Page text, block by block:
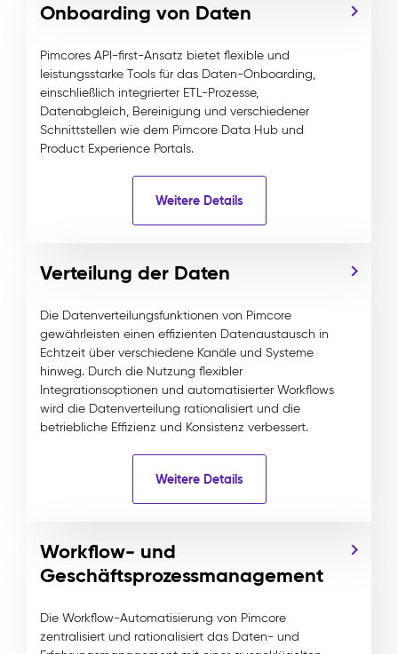
Onboarding von Daten
Pimcores API-first-Ansatz bietet flexible und
leistungsstarke Tools für das Daten-Onboarding,
einschließlich integrierter ETL-Prozesse,
Datenabgleich, Bereinigung und verschiedener
Schnittstellen wie dem Pimcore Data Hub und
Product Experience Portals.
Weitere Details
Verteilung der Daten
Die Datenverteilungsfunktionen von Pimcore
gewährleisten einen effizienten Datenaustausch in
Echtzeit über verschiedene Kanäle und Systeme
hinweg. Durch die Nutzung flexibler
Integrationsoptionen und automatisierter Workflows
wird die Datenverteilung rationalisiert und die
betriebliche Effizienz und Konsistenz verbessert.
Weitere Details
Workflow- und
Geschäftsprozessmanagement
Die Workflow-Automatisierung von Pimcore
zentralisiert und rationalisiert das Daten- und